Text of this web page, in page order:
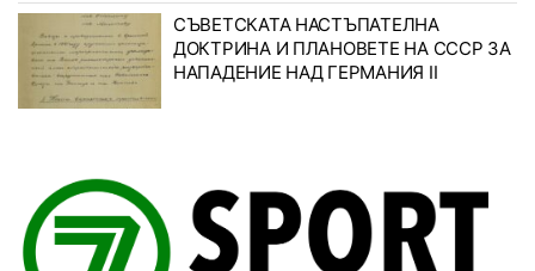
СЪВЕТСКАТА НАСТЪПАТЕЛНА
ДОКТРИНА И ПЛАНОВЕТЕ НА СССР ЗА
НАПАДЕНИЕ НАД ГЕРМАНИЯ II